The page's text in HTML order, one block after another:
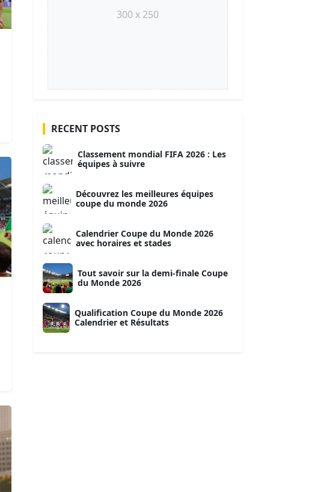
300 x 250
RECENT POSTS
Classement mondial FIFA 2026 : Les
équipes à suivre
Découvrez les meilleures équipes
coupe du monde 2026
Calendrier Coupe du Monde 2026
avec horaires et stades
Tout savoir sur la demi-finale Coupe
du Monde 2026
Qualification Coupe du Monde 2026
Calendrier et Résultats